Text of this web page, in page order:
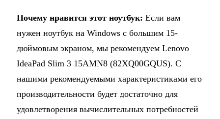
Почему нравится этот ноутбук: Если вам
нужен ноутбук на Windows с большим 15-
дюймовым экраном, мы рекомендуем Lenovo
IdeaPad Slim 3 15AMN8 (82XQ00GQUS). С
нашими рекомендуемыми характеристиками его
производительности будет достаточно для
удовлетворения вычислительных потребностей